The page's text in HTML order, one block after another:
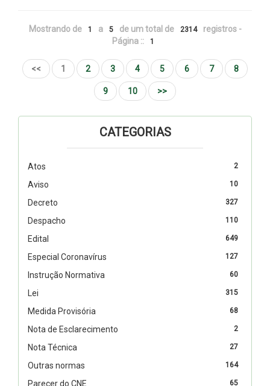
Mostrando de 1 a 5 de um total de 2314
registros -
Página ::
1
<< 1 2 3 4 5 6 7 8
9 10 >>
CATEGORIAS
2
Atos
10
Aviso
327
Decreto
110
Despacho
649
Edital
127
Especial Coronavírus
60
Instrução Normativa
315
Lei
68
Medida Provisória
2
Nota de Esclarecimento
27
Nota Técnica
164
Outras normas
65
Parecer do CNE